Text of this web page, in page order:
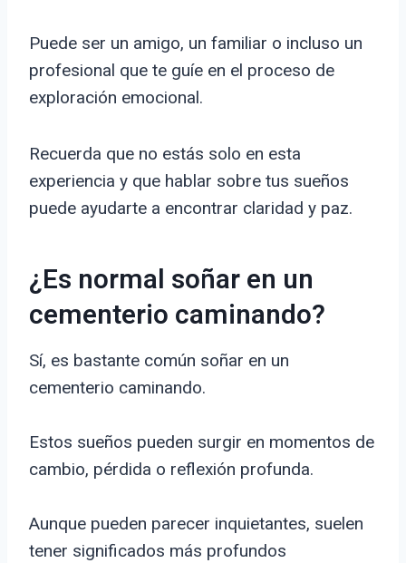
Puede ser un amigo, un familiar o incluso un
profesional que te guíe en el proceso de
exploración emocional.
Recuerda que no estás solo en esta
experiencia y que hablar sobre tus sueños
puede ayudarte a encontrar claridad y paz.
¿Es normal soñar en un
cementerio caminando?
Sí, es bastante común soñar en un
cementerio caminando.
Estos sueños pueden surgir en momentos de
cambio, pérdida o reflexión profunda.
Aunque pueden parecer inquietantes, suelen
tener significados más profundos